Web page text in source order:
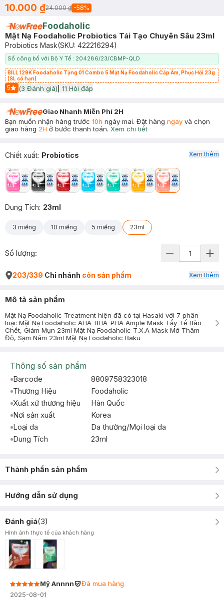
10.000 ₫24.000 ₫ -58%
Foodaholic
Mặt Nạ Foodaholic Probiotics Tái Tạo Chuyên Sâu 23ml
Probiotics Mask(SKU: 422216294)
Số công bố với Bộ Y Tế : 204286/23/CBMP-QLD
BILL 129K Foodaholic Tặng 01 Combo 5 Mặt Nạ Foodaholic Cấp Ẩm, Phục Hồi 23g
(SL có hạn)
5
Start Icon
(3 Đánh giá) 11 Hỏi đáp
Giao Nhanh Miễn Phí 2H
Bạn muốn nhận hàng trước 10h ngày mai. Đặt hàng ngay và chọn
giao hàng 2H ở bước thanh toán. Xem chi tiết
Chiết xuất: Probiotics
Dung Tích: 23ml
3 miếng 10 miếng 5 miếng 23ml
Xem thêm
Số lượng:
203/339 Chi nhánh còn sản phẩm Xem thêm
Mô tả sản phẩm
Mặt Nạ Foodaholic Treatment hiện đã có tại Hasaki với 7 phân
loại: Mặt Nạ Foodaholic AHA-BHA-PHA Ample Mask Tẩy Tế Bào
Chết, Giảm Mụn 23ml Mặt Nạ Foodaholic T.X.A Mask Mờ Thâm
Đỏ, Sạm Nám 23ml Mặt Nạ Foodaholic Baku
Thông số sản phẩm
Barcode
8809758323018
Thương Hiệu
Foodaholic
Xuất xứ thương hiệu
Hàn Quốc
Nơi sản xuất
Korea
Loại da
Da thường/Mọi loại da
Dung Tích
23ml
Thành phần sản phẩm
Hướng dẫn sử dụng
Đánh giá(3)
Hình ảnh thực tế của khách hàng
Mỹ Annnn
Đã mua hàng
2025-08-01